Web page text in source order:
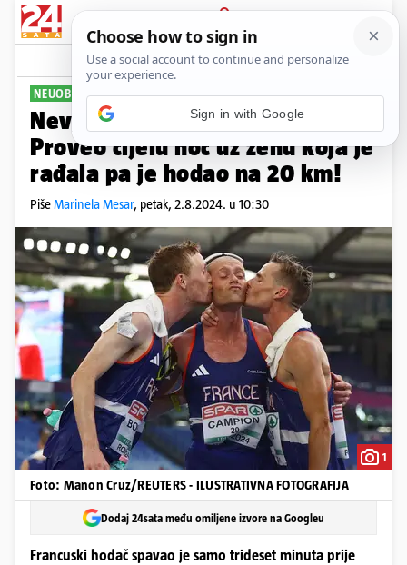
PRIJAVA
Sport Komentari
NEUOBIČAJENA NOĆ
Nevjerojatna priča iz Pariza:
Proveo cijelu noć uz ženu koja je
rađala pa je hodao na 20 km!
PišeMarinela Mesar, petak, 2.8.2024. u 10:30
1
Foto: Manon Cruz/REUTERS - ILUSTRATIVNA FOTOGRAFIJA
Dodaj 24sata među omiljene izvore na Googleu
Francuski hodač spavao je samo trideset minuta prije